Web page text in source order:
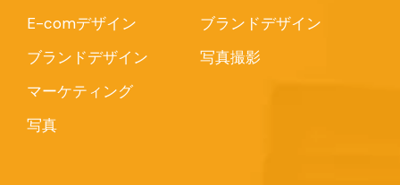
E-comデザイン
ブランドデザイン
マーケティング
写真
ブランドデザイン
写真撮影